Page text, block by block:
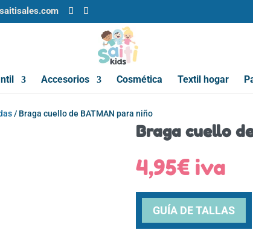
Accesorios Cosmética Textil hogar
/ Braga cuello de BATMAN para niño
Braga cuello
4,95€ iva
GUÍA DE TALLAS